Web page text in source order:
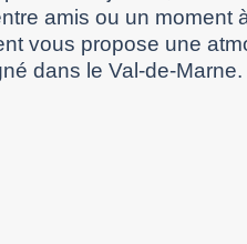
amis ou un moment
vous propose une
dans le Val-de-Marne.